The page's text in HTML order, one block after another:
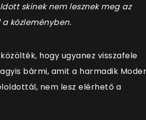
skinek nem lesznek meg az
közleményben.
hogy ugyanez visszafele
bármi, amit a harmadik
nem lesz elérhető a